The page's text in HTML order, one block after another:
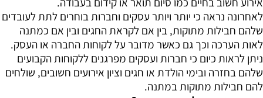
לאחרונה נראה כי יותר ויותר עסקים וחברות בוחרים לתת לעובדים
שלהם חבילות מתוקות, בין אם לקראת החגים ובין אם כמתנה
לאות הערכה וכך גם כאשר מדובר על לקוחות החברה או העסק.
ניתן לראות כיום כי חברות ועסקים מפרגנים ללקוחות הקבועים
שלהם בחזרה ובימי הולדת או חגים וציון אירועים חשובים, שולחים
להם חבילות מתוקות במתנה.